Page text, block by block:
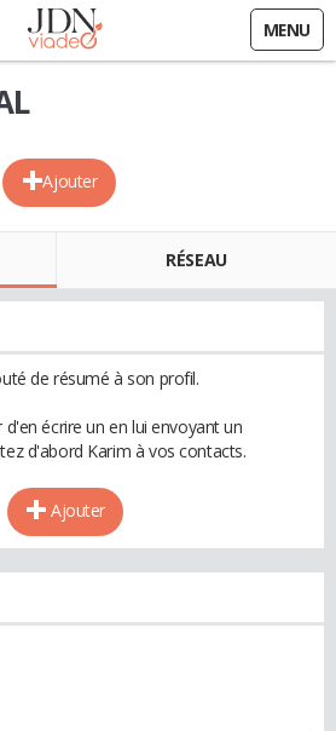
MENU
Ajouter
RÉSEAU
de résumé à son profil.
écrire un en lui envoyant un
d'abord Karim à vos contacts.
Ajouter